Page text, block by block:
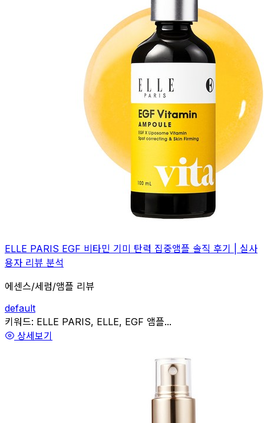
ELLE PARIS EGF 비타민 기미 탄력 집중앰플 솔직 후기 | 실사
용자 리뷰 분석
에센스/세럼/앰플 리뷰
default
관련
키워드: ELLE PARIS, ELLE, EGF 앰플...
상세보기